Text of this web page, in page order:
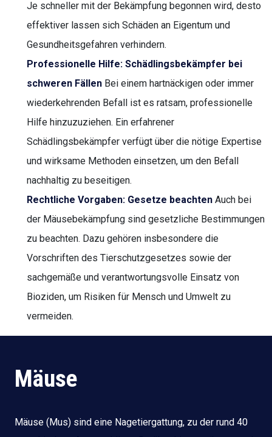
Je schneller mit der Bekämpfung begonnen wird, desto
effektiver lassen sich Schäden an Eigentum und
Gesundheitsgefahren verhindern.
Professionelle Hilfe: Schädlingsbekämpfer bei
schweren Fällen Bei einem hartnäckigen oder immer
wiederkehrenden Befall ist es ratsam, professionelle
Hilfe hinzuzuziehen. Ein erfahrener
Schädlingsbekämpfer verfügt über die nötige Expertise
und wirksame Methoden einsetzen, um den Befall
nachhaltig zu beseitigen.
Rechtliche Vorgaben: Gesetze beachten Auch bei
der Mäusebekämpfung sind gesetzliche Bestimmungen
zu beachten. Dazu gehören insbesondere die
Vorschriften des Tierschutzgesetzes sowie der
sachgemäße und verantwortungsvolle Einsatz von
Bioziden, um Risiken für Mensch und Umwelt zu
vermeiden.
Mäuse
Mäuse (Mus) sind eine Nagetiergattung, zu der rund 40